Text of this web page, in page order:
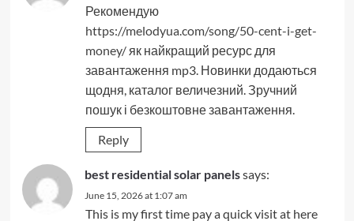
Рекомендую
https://melodyua.com/song/50-cent-i-get-
money/як найкращий ресурс для
завантаження mp3. Новинки додаються
щодня, каталог величезний. Зручний
пошук і безкоштовне завантаження.
Reply
best residential solar panelssays:
June 15, 2026 at 1:07 am
This is my first time pay a quick visit at here